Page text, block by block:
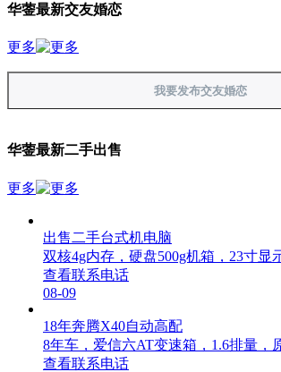
华蓥最新交友婚恋
更多
我要发布交友婚恋
华蓥最新二手出售
更多
出售二手台式机电脑
双核4g内存，硬盘500g机箱，23寸显
查看联系电话
08-09
18年奔腾X40自动高配
8年车，爱信六AT变速箱，1.6排量，
查看联系电话